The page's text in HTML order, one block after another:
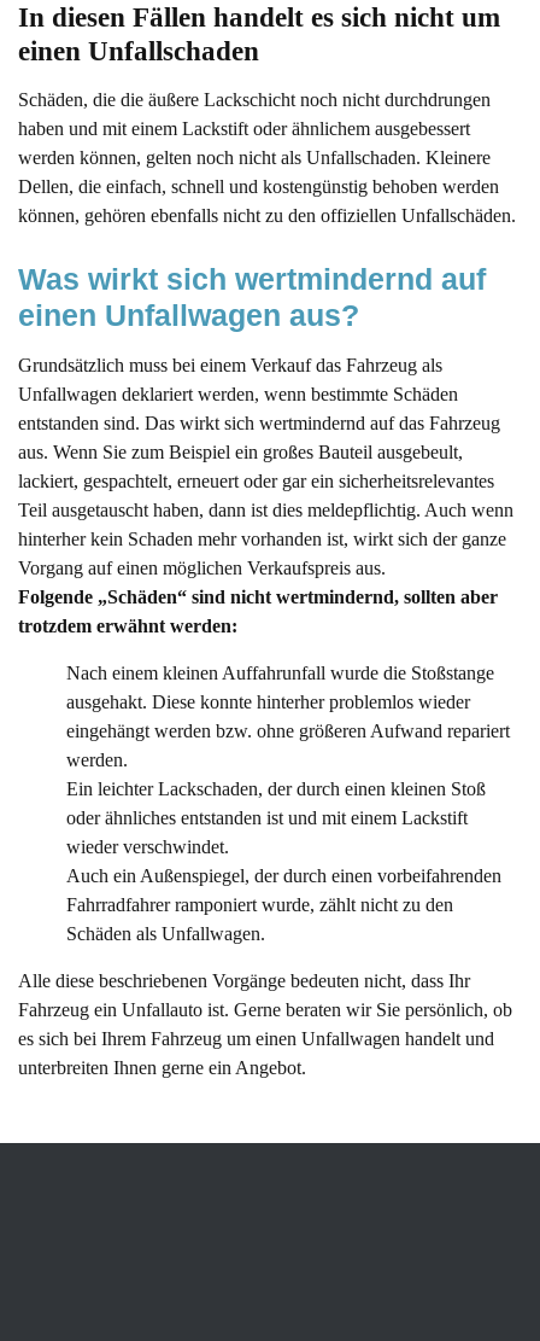
In diesen Fällen handelt es sich nicht um
einen Unfallschaden
Schäden, die die äußere Lackschicht noch nicht durchdrungen
haben und mit einem Lackstift oder ähnlichem ausgebessert
werden können, gelten noch nicht als Unfallschaden. Kleinere
Dellen, die einfach, schnell und kostengünstig behoben werden
können, gehören ebenfalls nicht zu den offiziellen Unfallschäden.
Was wirkt sich wertmindernd auf
einen Unfallwagen aus?
Grundsätzlich muss bei einem Verkauf das Fahrzeug als
Unfallwagen deklariert werden, wenn bestimmte Schäden
entstanden sind. Das wirkt sich wertmindernd auf das Fahrzeug
aus. Wenn Sie zum Beispiel ein großes Bauteil ausgebeult,
lackiert, gespachtelt, erneuert oder gar ein sicherheitsrelevantes
Teil ausgetauscht haben, dann ist dies meldepflichtig. Auch wenn
hinterher kein Schaden mehr vorhanden ist, wirkt sich der ganze
Vorgang auf einen möglichen Verkaufspreis aus.
Folgende „Schäden“ sind nicht wertmindernd, sollten aber
trotzdem erwähnt werden:
Nach einem kleinen Auffahrunfall wurde die Stoßstange
ausgehakt. Diese konnte hinterher problemlos wieder
eingehängt werden bzw. ohne größeren Aufwand repariert
werden.
Ein leichter Lackschaden, der durch einen kleinen Stoß
oder ähnliches entstanden ist und mit einem Lackstift
wieder verschwindet.
Auch ein Außenspiegel, der durch einen vorbeifahrenden
Fahrradfahrer ramponiert wurde, zählt nicht zu den
Schäden als Unfallwagen.
Alle diese beschriebenen Vorgänge bedeuten nicht, dass Ihr
Fahrzeug ein Unfallauto ist. Gerne beraten wir Sie persönlich, ob
es sich bei Ihrem Fahrzeug um einen Unfallwagen handelt und
unterbreiten Ihnen gerne ein Angebot.